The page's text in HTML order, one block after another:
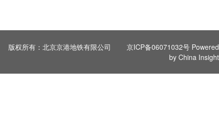
版权所有：北京京港地铁有限公司 京ICP备06071032号 Powered
by China Insight